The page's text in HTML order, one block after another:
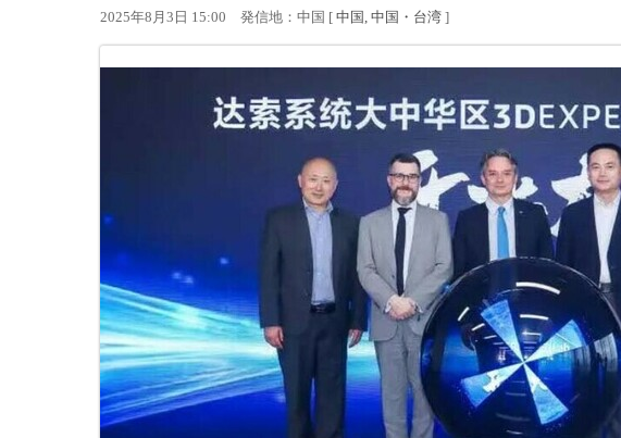
2025年8月3日 15:00 発信地：中国 [ 中国 中国・台湾 ]